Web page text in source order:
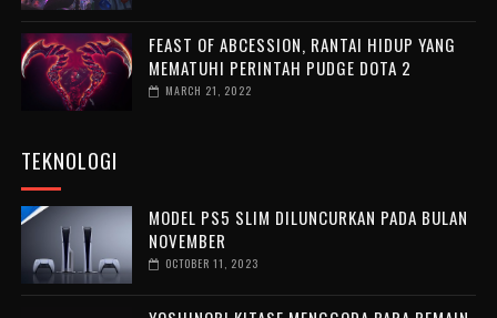
FEAST OF ABCESSION, RANTAI HIDUP YANG
MEMATUHI PERINTAH PUDGE DOTA 2
MARCH 21, 2022
TEKNOLOGI
MODEL PS5 SLIM DILUNCURKAN PADA BULAN
NOVEMBER
OCTOBER 11, 2023